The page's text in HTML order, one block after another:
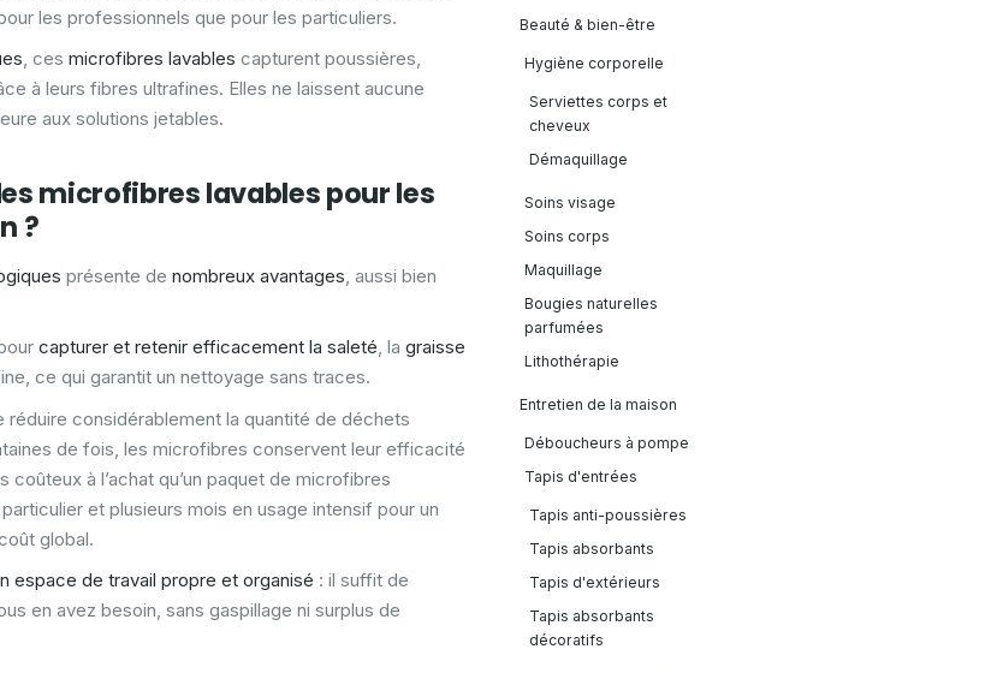
pour les professionnels que pour les particuliers.
, ces microfibres lavables capturent poussières,
à leurs fibres ultrafines. Elles ne laissent aucune
aux solutions jetables.
microfibres lavables pour les
?
présente de nombreux avantages, aussi bien
capturer et retenir efficacement la saleté, la graisse
ce qui garantit un nettoyage sans traces.
réduire considérablement la quantité de déchets
de fois, les microfibres conservent leur efficacité
à l’achat qu’un paquet de microfibres
et plusieurs mois en usage intensif pour un
global.
espace de travail propre et organisé : il suffit de
en avez besoin, sans gaspillage ni surplus de
Beauté & bien-être
Hygiène corporelle
Serviettes corps et
cheveux
Démaquillage
Soins visage
Soins corps
Maquillage
Bougies naturelles
parfumées
Lithothérapie
Entretien de la maison
Déboucheurs à pompe
Tapis d'entrées
Tapis anti-poussières
Tapis absorbants
Tapis d'extérieurs
Tapis absorbants
décoratifs